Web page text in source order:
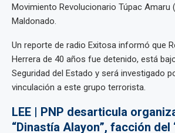
Movimiento Revolucionario Túpac Amaru
Maldonado.
Un reporte de radio Exitosa informó que
Herrera de 40 años fue detenido, está
Seguridad del Estado y será investigado
vinculación a este grupo terrorista.
LEE | PNP desarticula
“Dinastía Alayon”, facción del